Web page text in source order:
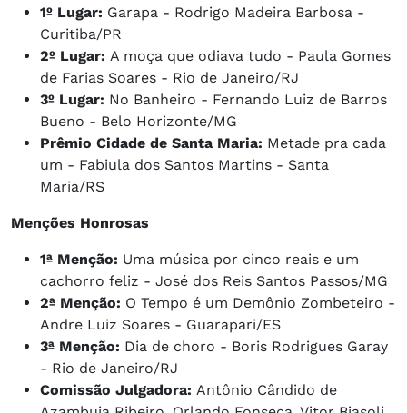
1º Lugar: Garapa - Rodrigo Madeira Barbosa -
Curitiba/PR
2º Lugar: A moça que odiava tudo - Paula Gomes
de Farias Soares - Rio de Janeiro/RJ
3º Lugar: No Banheiro - Fernando Luiz de Barros
Bueno - Belo Horizonte/MG
Prêmio Cidade de Santa Maria: Metade pra cada
um - Fabiula dos Santos Martins - Santa
Maria/RS
Menções Honrosas
1ª Menção: Uma música por cinco reais e um
cachorro feliz - José dos Reis Santos Passos/MG
2ª Menção: O Tempo é um Demônio Zombeteiro -
Andre Luiz Soares - Guarapari/ES
3ª Menção: Dia de choro - Boris Rodrigues Garay
- Rio de Janeiro/RJ
Comissão Julgadora: Antônio Cândido de